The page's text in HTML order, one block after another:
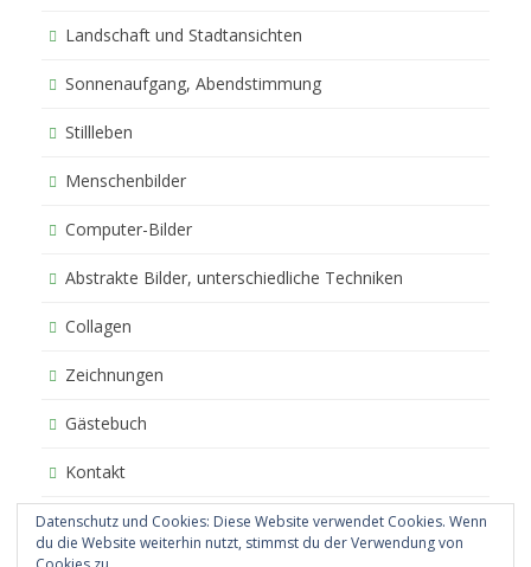
Landschaft und Stadtansichten
Sonnenaufgang, Abendstimmung
Stillleben
Menschenbilder
Computer-Bilder
Abstrakte Bilder, unterschiedliche Techniken
Collagen
Zeichnungen
Gästebuch
Kontakt
Impressum
Datenschutz und Cookies: Diese Website verwendet Cookies. Wenn
du die Website weiterhin nutzt, stimmst du der Verwendung von